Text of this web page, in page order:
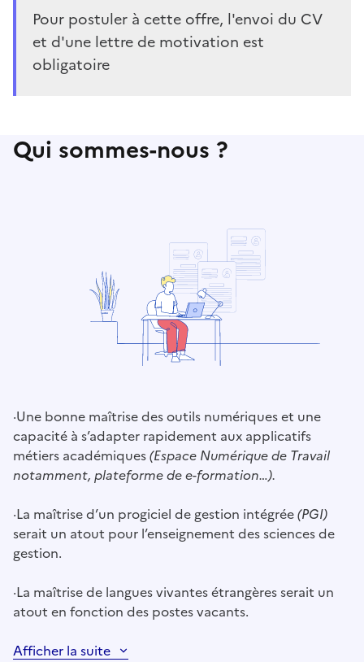
Pour postuler à cette offre, l'envoi du CV
et d'une lettre de motivation est
obligatoire
Qui sommes-nous ?
·Une bonne maîtrise des outils numériques et une
capacité à s’adapter rapidement aux applicatifs
métiers académiques(Espace Numérique de Travail
notamment, plateforme de e-formation…).
·La maîtrise d’un progiciel de gestion intégrée(PGI)
serait un atout pour l’enseignement des sciences de
gestion.
·La maîtrise de langues vivantes étrangères serait un
atout en fonction des postes vacants.
Afficher la suite